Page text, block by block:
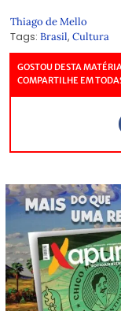
Thiago de Mello
Tags: Brasil, Cultura
GOSTOU DESTA
COMPARTILHE EM